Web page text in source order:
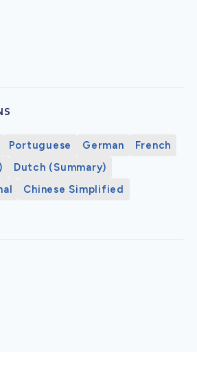
Portuguese German
French
Dutch (Summary)
Chinese Simplified